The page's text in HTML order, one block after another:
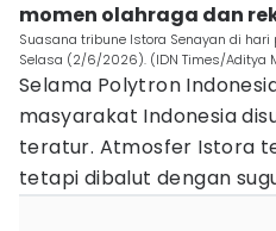
momen olahraga dan
Suasana tribune Istora Senayan di
Selasa (2/6/2026). (IDN Times/Aditya
Selama Polytron
masyarakat Indonesia
teratur. Atmosfer Istora
tetapi dibalut dengan